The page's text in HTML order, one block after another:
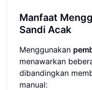
Manfaat
Sandi Acak
Menggunakan
menawarkan
dibandingkan
manual: